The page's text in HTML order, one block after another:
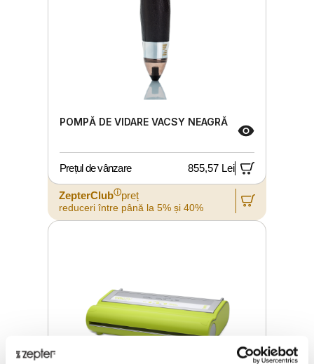
POMPĂ DE VIDARE VACSY NEAGRĂ
Prețul de vânzare 855,57 Lei
ZepterClubⓘpreț
reduceri între până la 5% și 40%